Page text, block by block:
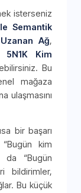
isterseniz
Semantik
Ağ,
5N1K Kim
Bu
mağaza
ulaşmasını
bir başarı
kim
da “Bugün
bildirimler,
Bu küçük